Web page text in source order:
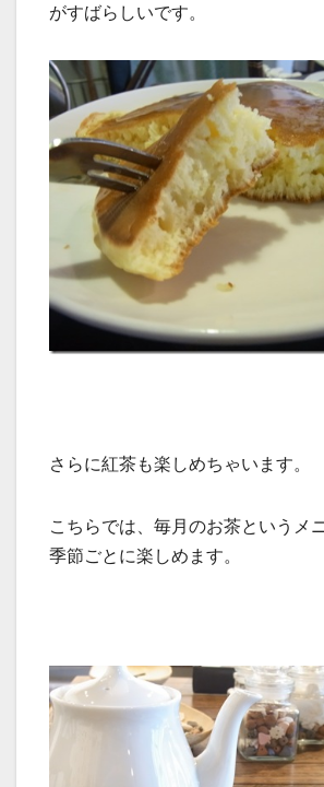
がすばらしいです。
さらに紅茶も楽しめちゃいます。
こちらでは、毎月のお茶というメ
季節ごとに楽しめます。